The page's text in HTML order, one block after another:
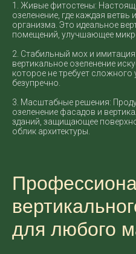
1. Живые фитостены:
озеленение, где каждая
организма. Это идеальное
помещений, улучшающее
2. Стабильный мох и
вертикальное озеленение
которое не требует сложного
безупречно.
3. Масштабные решения:
озеленение фасадов и
зданий, защищающее
облик архитектуры.
для любого